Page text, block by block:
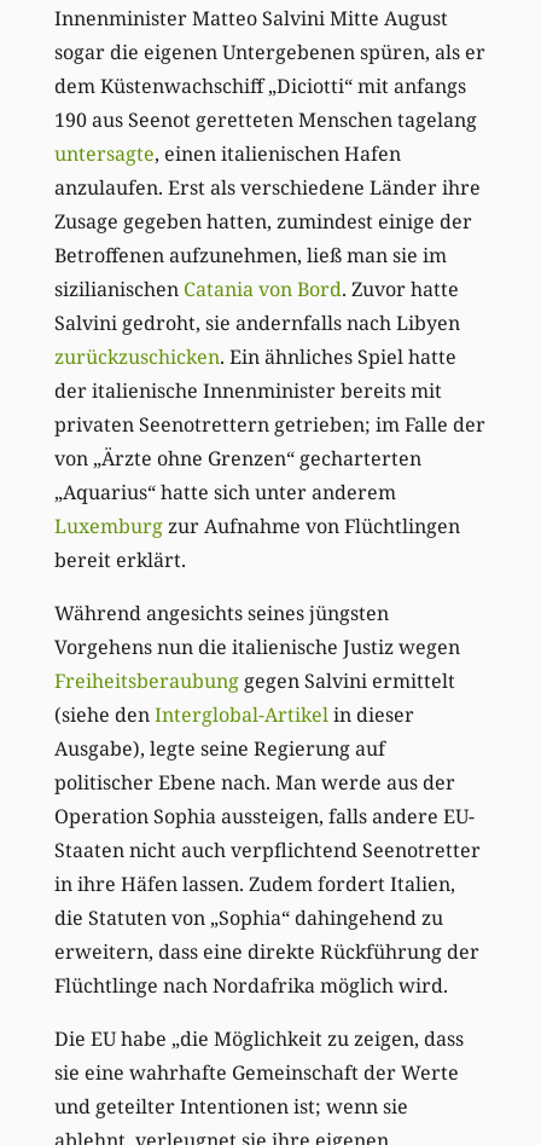
Innenminister Matteo Salvini Mitte August
sogar die eigenen Untergebenen spüren, als er
dem Küstenwachschiff „Diciotti“ mit anfangs
190 aus Seenot geretteten Menschen tagelang
untersagte, einen italienischen Hafen
anzulaufen. Erst als verschiedene Länder ihre
Zusage gegeben hatten, zumindest einige der
Betroffenen aufzunehmen, ließ man sie im
sizilianischen Catania von Bord. Zuvor hatte
Salvini gedroht, sie andernfalls nach Libyen
zurückzuschicken. Ein ähnliches Spiel hatte
der italienische Innenminister bereits mit
privaten Seenotrettern getrieben; im Falle der
von „Ärzte ohne Grenzen“ gecharterten
„Aquarius“ hatte sich unter anderem
Luxemburgzur Aufnahme von Flüchtlingen
bereit erklärt.
Während angesichts seines jüngsten
Vorgehens nun die italienische Justiz wegen
Freiheitsberaubung gegen Salvini ermittelt
(siehe denInterglobal-Artikelin dieser
Ausgabe), legte seine Regierung auf
politischer Ebene nach. Man werde aus der
Operation Sophia aussteigen, falls andere EU-
Staaten nicht auch verpflichtend Seenotretter
in ihre Häfen lassen. Zudem fordert Italien,
die Statuten von „Sophia“ dahingehend zu
erweitern, dass eine direkte Rückführung der
Flüchtlinge nach Nordafrika möglich wird.
Die EU habe „die Möglichkeit zu zeigen, dass
sie eine wahrhafte Gemeinschaft der Werte
und geteilter Intentionen ist; wenn sie